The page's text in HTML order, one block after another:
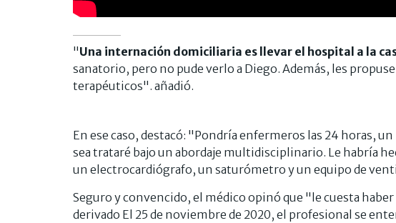
"Una internación domiciliaria es llevar el hospital a la
sanatorio, pero no pude verlo a Diego. Además, les
terapéuticos". añadió.
En ese caso, destacó: "Pondría enfermeros las 24 horas,
sea trataré bajo un abordaje multidisciplinario. Le habría
un electrocardiógrafo, un saturómetro y un equipo de
Seguro y convencido, el médico opinó que "le cuesta
derivado El 25 de noviembre de 2020, el profesional se